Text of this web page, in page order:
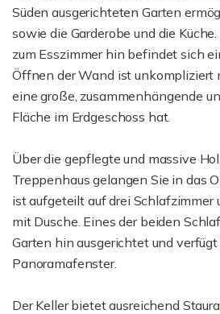
Süden ausgerichteten Garten
sowie die Garderobe und die
zum Esszimmer hin befindet sich
Öffnen der Wand ist unkompliziert
eine große, zusammenhängende
Fläche im Erdgeschoss hat.
Über die gepflegte und massive
Treppenhaus gelangen Sie in das
ist aufgeteilt auf drei Schlafzimmer
mit Dusche. Eines der beiden
Garten hin ausgerichtet und
Panoramafenster.
Der Keller bietet ausreichend